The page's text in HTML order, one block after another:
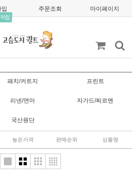
립
주문조회 마이페이지
패치/커트지 프린트
리넨/면마 자가드/찌르멘
국산원단
높은가격 판매순위 상품명